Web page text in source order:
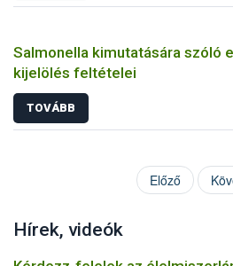
Salmonella kimutatására szóló
kijelölés feltételei
TOVÁBB
Előző
Hírek, videók